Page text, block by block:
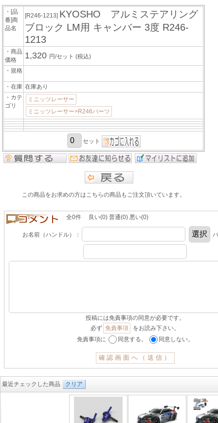
・[品
番]商
品名
[R246-1213] KYOSHO アルミステアリング
ブロック LM用 キャンバー 3度 R246-
1213
・商品
価格
1,320 円/セット(税込)
・規格
・在庫 在庫あり
・カテ
ゴリ
ミニッツレーサー
ミニッツレーサー>R246パーツ
セット
この商品をお求めの方はこちらの商品もご注文頂いています。
全0件 良い(0) 普通(0) 悪い(0)
お名前（ハンドル）：
投稿には免責事項の同意が必要です。
必ず 免責事項
をお読み下さい。
免責事項に
同意する。 同意しない。
最近チェックした商品 クリア